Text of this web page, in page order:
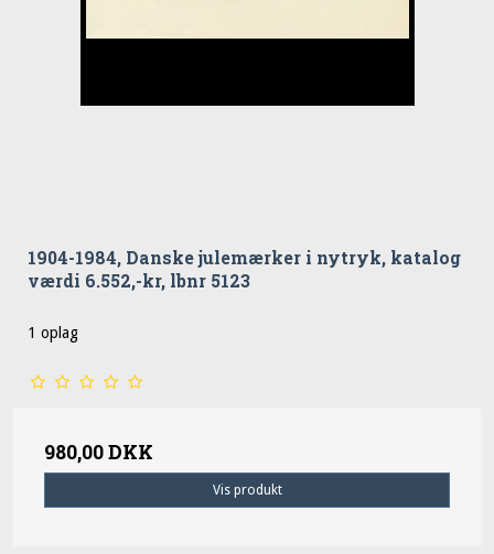
1904-1984, Danske julemærker i nytryk, katalog
værdi 6.552,-kr, lbnr 5123
1 oplag
980,00 DKK
Vis produkt